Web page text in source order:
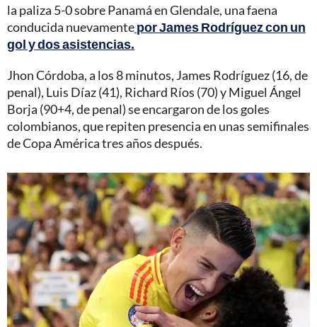
la paliza 5-0 sobre Panamá en Glendale, una faena
conducida nuevamentepor James Rodríguez con un
gol y dos asistencias.
Jhon Córdoba, a los 8 minutos, James Rodríguez (16, de
penal), Luis Díaz (41), Richard Ríos (70) y Miguel Ángel
Borja (90+4, de penal) se encargaron de los goles
colombianos, que repiten presencia en unas semifinales
de Copa América tres años después.